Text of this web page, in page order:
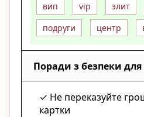
вип
vip элит
подруги
центр
Поради з безпеки для
Не переказуйте
картки